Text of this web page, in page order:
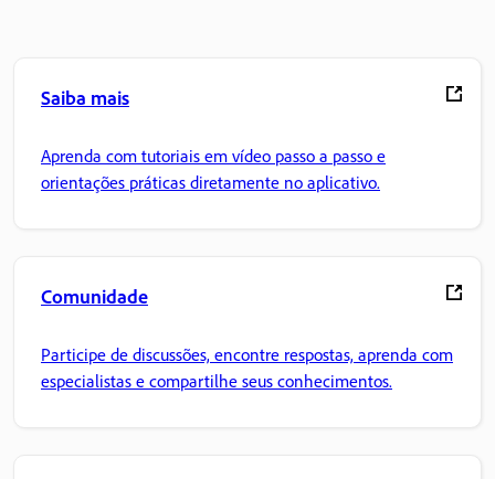
Saiba mais
Aprenda com tutoriais em vídeo passo a passo e
orientações práticas diretamente no aplicativo.
Comunidade
Participe de discussões, encontre respostas, aprenda com
especialistas e compartilhe seus conhecimentos.